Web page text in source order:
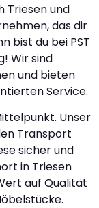
Triesen und
das dir
bist du bei PST
Wir sind
und bieten
Service.
Unser
Transport
sicher und
in Triesen
auf Qualität